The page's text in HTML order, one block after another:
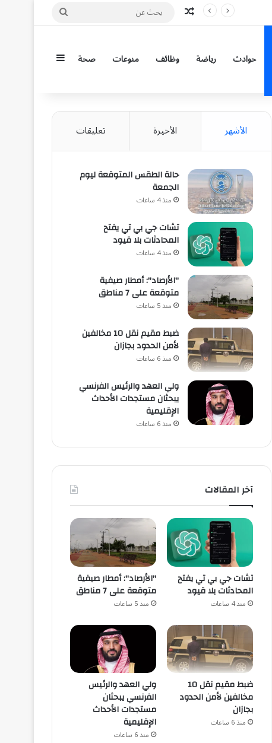
مقال عشوائي
بحث
حوادث رياضة وظائف منوعات صحة إضافة عمود
الأشهر الأخيرة تعليقات
حالة الطقس المتوقعة ليوم
الجمعة
منذ 4 ساعات
تشات جي بي تي يفتح
المحادثات بلا قيود
منذ 4 ساعات
"الأرصاد": أمطار صيفية
متوقعة على 7 مناطق
منذ 5 ساعات
ضبط مقيم نقل 10 مخالفين
لأمن الحدود بجازان
منذ 6 ساعات
ولي العهد والرئيس الفرنسي
يبحثان مستجدات الأحداث
الإقليمية
منذ 6 ساعات
آخر المقالات
تشات جي بي تي يفتح
المحادثات بلا قيود
منذ 4 ساعات
"الأرصاد": أمطار صيفية
متوقعة على 7 مناطق
منذ 5 ساعات
ضبط مقيم نقل 10
مخالفين لأمن الحدود
بجازان
منذ 6 ساعات
ولي العهد والرئيس
الفرنسي يبحثان
مستجدات الأحداث
الإقليمية
منذ 6 ساعات